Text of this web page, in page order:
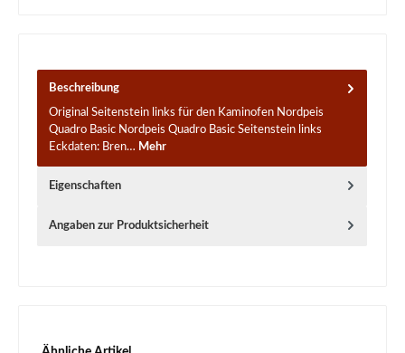
Beschreibung
Original Seitenstein links für den Kaminofen Nordpeis
Quadro Basic Nordpeis Quadro Basic Seitenstein links
Eckdaten: Bren… Mehr
Eigenschaften
Angaben zur Produktsicherheit
Produktgalerie überspringen